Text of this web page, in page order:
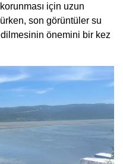
için uzun
son görüntüler su
önemini bir kez